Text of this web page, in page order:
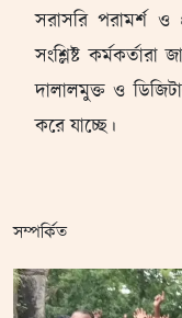
সরাসরি পরামর্শ ও
সংশ্লিষ্ট
দালালমুক্ত ও
করে যাচ্ছে।
সম্পর্কিত